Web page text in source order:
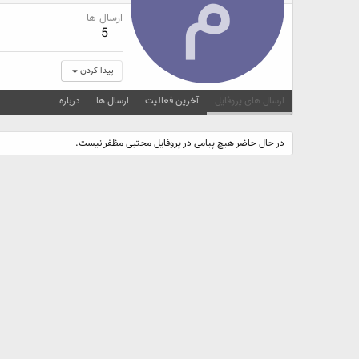
ارسال ها
5
پیدا کردن
ارسال های پروفایل آخرین فعالیت ارسال ها درباره
در حال حاضر هیچ پیامی در پروفایل مجتبی مظفر نیست.